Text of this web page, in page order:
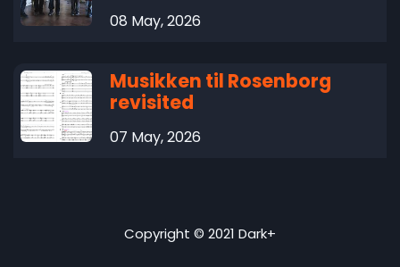
08 May, 2026
Musikken til Rosenborg
revisited
07 May, 2026
Copyright © 2021 Dark+